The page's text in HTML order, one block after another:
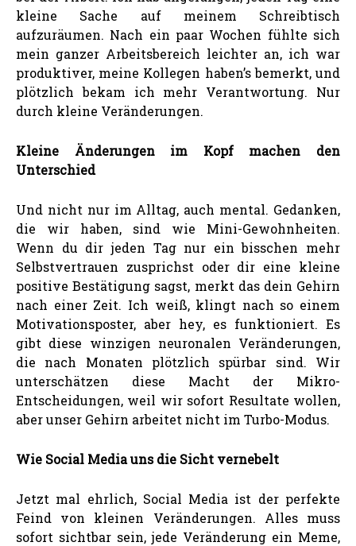
kleine Sache auf meinem Schreibtisch
aufzuräumen. Nach ein paar Wochen fühlte sich
mein ganzer Arbeitsbereich leichter an, ich war
produktiver, meine Kollegen haben’s bemerkt, und
plötzlich bekam ich mehr Verantwortung. Nur
durch kleine Veränderungen.
Kleine Änderungen im Kopf machen den
Unterschied
Und nicht nur im Alltag, auch mental. Gedanken,
die wir haben, sind wie Mini-Gewohnheiten.
Wenn du dir jeden Tag nur ein bisschen mehr
Selbstvertrauen zusprichst oder dir eine kleine
positive Bestätigung sagst, merkt das dein Gehirn
nach einer Zeit. Ich weiß, klingt nach so einem
Motivationsposter, aber hey, es funktioniert. Es
gibt diese winzigen neuronalen Veränderungen,
die nach Monaten plötzlich spürbar sind. Wir
unterschätzen diese Macht der Mikro-
Entscheidungen, weil wir sofort Resultate wollen,
aber unser Gehirn arbeitet nicht im Turbo-Modus.
Wie Social Media uns die Sicht vernebelt
Jetzt mal ehrlich, Social Media ist der perfekte
Feind von kleinen Veränderungen. Alles muss
sofort sichtbar sein, jede Veränderung ein Meme,